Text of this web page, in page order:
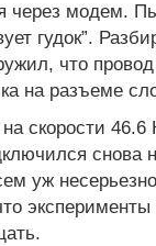
через модем.
гудок”.
что провод
на разъеме
скорости 46.6
снова
уж
эксперименты